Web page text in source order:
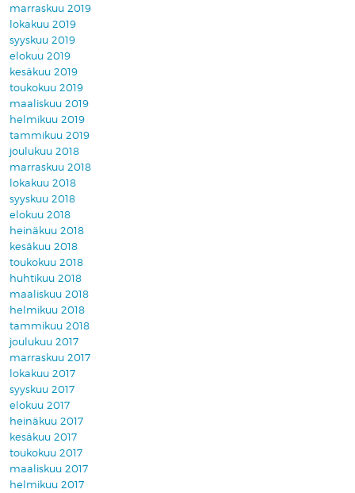
marraskuu 2019
lokakuu 2019
syyskuu 2019
elokuu 2019
kesäkuu 2019
toukokuu 2019
maaliskuu 2019
helmikuu 2019
tammikuu 2019
joulukuu 2018
marraskuu 2018
lokakuu 2018
syyskuu 2018
elokuu 2018
heinäkuu 2018
kesäkuu 2018
toukokuu 2018
huhtikuu 2018
maaliskuu 2018
helmikuu 2018
tammikuu 2018
joulukuu 2017
marraskuu 2017
lokakuu 2017
syyskuu 2017
elokuu 2017
heinäkuu 2017
kesäkuu 2017
toukokuu 2017
maaliskuu 2017
helmikuu 2017